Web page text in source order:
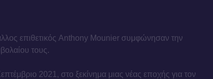
επιθετικός Anthony Mounier συμφώνησαν την
τους.
2021, στο ξεκίνημα μιας νέας εποχής για τον